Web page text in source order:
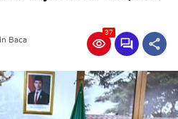
Baca
37